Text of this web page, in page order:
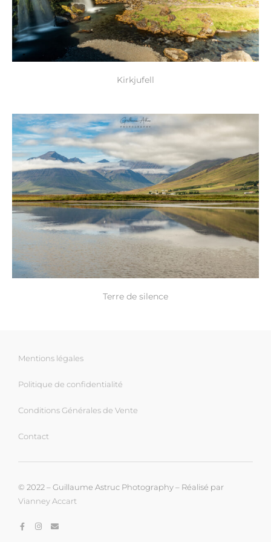
Kirkjufell
Terre de silence
Mentions légales
Politique de confidentialité
Conditions Générales de Vente
Contact
© 2022 – Guillaume Astruc Photography – Réalisé par
Vianney Accart